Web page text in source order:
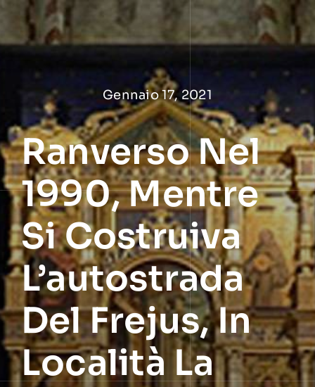
Salta
contenuto
Gennaio 17, 2021
Ranverso Nel
1990, Mentre
Si Costruiva
L’autostrada
Del Frejus, In
Località La